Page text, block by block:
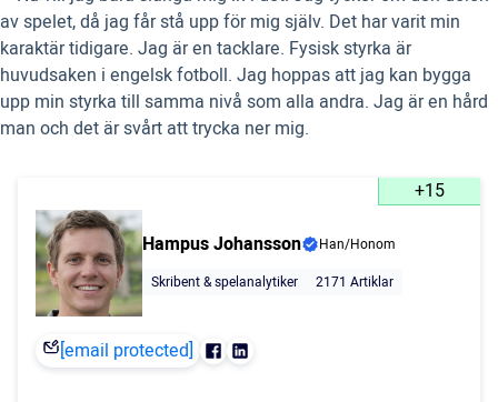
av spelet, då jag får stå upp för mig själv. Det har varit min
karaktär tidigare. Jag är en tacklare. Fysisk styrka är
huvudsaken i engelsk fotboll. Jag hoppas att jag kan bygga
upp min styrka till samma nivå som alla andra. Jag är en hård
man och det är svårt att trycka ner mig.
+15
Hampus Johansson
Han/Honom
Skribent & spelanalytiker
2171 Artiklar
[email protected]